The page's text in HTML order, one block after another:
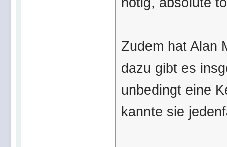
Zudem hat Alan
dazu gibt es
unbedingt eine
kannte sie